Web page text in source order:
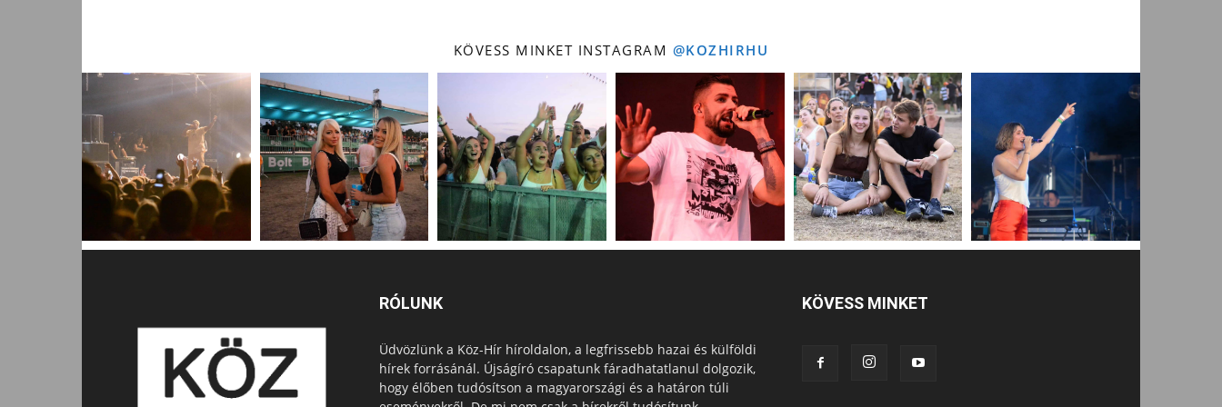
KÖVESS MINKET INSTAGRAM @KOZHIRHU
RÓLUNK
Üdvözlünk a Köz-Hír híroldalon, a legfrissebb hazai és külföldi
hírek forrásánál. Újságíró csapatunk fáradhatatlanul dolgozik,
hogy élőben tudósítson a magyarországi és a határon túli
KÖVESS MINKET